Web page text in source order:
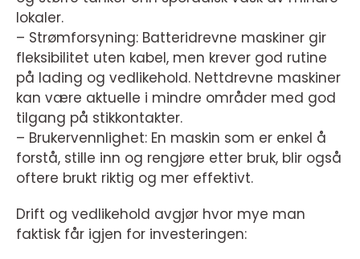
lokaler.
– Strømforsyning: Batteridrevne maskiner gir
fleksibilitet uten kabel, men krever god rutine
på lading og vedlikehold. Nettdrevne maskiner
kan være aktuelle i mindre områder med god
tilgang på stikkontakter.
– Brukervennlighet: En maskin som er enkel å
forstå, stille inn og rengjøre etter bruk, blir også
oftere brukt riktig og mer effektivt.
Drift og vedlikehold avgjør hvor mye man
faktisk får igjen for investeringen: